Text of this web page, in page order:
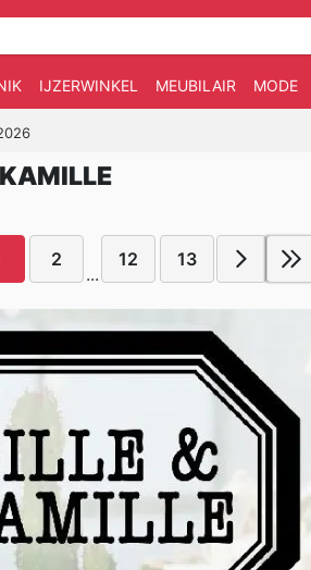
IJZERWINKEL MEUBILAIR MODE
2
...
12 13